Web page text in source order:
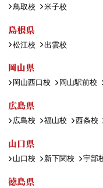
鳥取校 米子校
島根県
松江校 出雲校
岡山県
岡山西口校 岡山駅前校
広島県
広島校 福山校 西条校
山口県
山口校 新下関校 宇部
徳島県